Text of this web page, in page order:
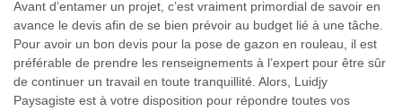
Avant d’entamer un projet, c’est vraiment primordial de savoir en
avance le devis afin de se bien prévoir au budget lié à une tâche.
Pour avoir un bon devis pour la pose de gazon en rouleau, il est
préférable de prendre les renseignements à l’expert pour être sûr
de continuer un travail en toute tranquillité. Alors, Luidjy
Paysagiste est à votre disposition pour répondre toutes vos